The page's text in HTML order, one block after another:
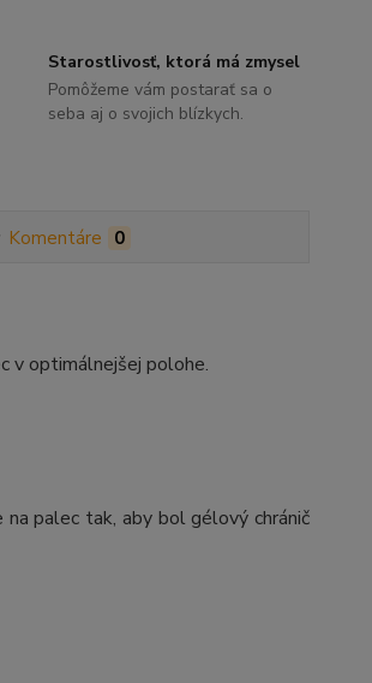
Starostlivosť, ktorá má zmysel
Pomôžeme vám postarať sa o
seba aj o svojich blízkych.
Komentáre 0
v optimálnejšej polohe.
palec tak, aby bol gélový chránič